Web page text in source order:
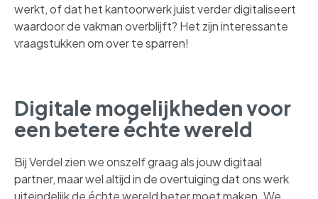
werkt, of dat het kantoorwerk juist verder digitaliseert
waardoor de vakman overblijft? Het zijn interessante
vraagstukken om over te sparren!
Digitale mogelijkheden voor
een betere échte wereld
Bij Verdel zien we onszelf graag als jouw digitaal
partner, maar wel altijd in de overtuiging dat ons werk
uiteindelijk de échte wereld beter moet maken. We